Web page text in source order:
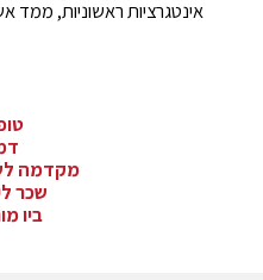
אינטגרציות ראשוניות,
מקדמה
שכר
ביו